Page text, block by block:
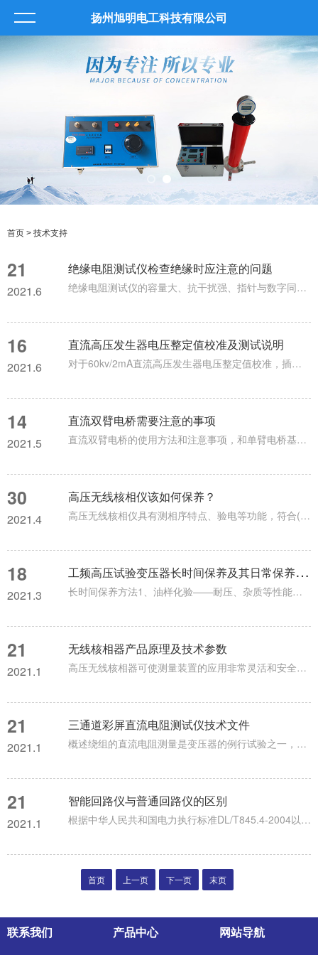
扬州旭明电工科技有限公司
首页 > 技术支持
21
2021.6
绝缘电阻测试仪检查绝缘时应注意的问题
绝缘电阻测试仪的容量大、抗干扰强、指针与数字同步显示、交直流两用、操作简单、自动计算各种绝缘指标(吸收比、极化指数)、各种测量结果具有防掉电功能等特点。该设备是测量大容量变压器、互感器、发电机、高压电动机、电力电容、电力电缆、避雷器等绝缘电阻的理想测试仪器。本表外壳由高强度铝合金组成，机内设有等电位保护环和四阶有源低通滤波器，对外界工频及强电磁场可起到有效的屏蔽作用。绝缘电阻测试仪检查绝缘注意事项：1.绝缘电阻测试仪使用原则：被测电气设备的额定电压等，选用不同电压等级的绝缘电...
16
2021.6
直流高压发生器电压整定值校准及测试说明
对于60kv/2mA直流高压发生器电压整定值校准，插上电源线，打开控制箱电源开关，电压显示及电流显示，以及0.75倍电压显示显示均为零值。将电压整定按扭顺时针旋到底，电压粗调旋钮及电压细调旋钮反时针旋转至零位，零位指示灯亮。轻按“启动”按键，“电源”指示灯（红色）亮。如按“启动”按键，红色指示灯不亮，说明电压粗调和细调不在零位，则将电压粗调旋钮和细调旋钮反时针旋到零位，红色指示灯亮。顺时针旋转电压粗调旋钮，当电压接近所需电压值时，再旋转电压细调旋钮至所需电压为止，这时电压显示...
14
2021.5
直流双臂电桥需要注意的事项
直流双臂电桥的使用方法和注意事项，和单臂电桥基本相同，但还要注意以下几点：1.被测电阻的电流端钮和电位端钮应和双臂电桥的对应端钮正确连接。当被测电阻没有专门的电位端钮和电流端钮时，也要设法映出四根线和双臂电桥连接，并用靠近被测电阻的一对导线接到掉钱的电位端钮上。2.由于双臂电桥的工作电流较大，所以测量要迅速，以避免电池的无谓消耗。3.使用双臂电桥时，电流接头与电位接头应连接正确。4.在选用标准电阻时，应使其与被测电阻在同一个数量级。5.双臂电桥的电源最好采用容量较大的蓄电池，...
30
2021.4
高压无线核相仪该如何保养？
高压无线核相仪具有测相序特点、验电等功能，符合(EMC)标准要求，适应各种电磁场干扰场合。将被测高电压相位信号由采集器取出，经过处理后直接发射出去。由核相仪接收并进行相位比较，对核相后的结果定性。因无线高压核相仪是无线传输，真正达到安全可靠、快速准确，适应各种核相场合。无线高压核相仪保养办法：1、无线高压核相仪是一台精密仪表不要随意打开。2、在长时间不使用，应取出采集器电池。3、每年至少更换一次电池。4、无线高压核相仪应存放在避免潮湿、高温、多尘的环境中。5、绝缘杆刚开始使用...
18
2021.3
工
频高压试验变压器长时间保养及其日常保养方法
长时间保养方法1、油样化验——耐压、杂质等性能指标每三年进行一次，变压器长期满负荷或超负荷运行者可缩短周期。2、高、低压绝缘电阻不低于原出厂值的70%(10MΩ)，绕组的直流电阻在同一温度下，三相平均值之差不应大于2%，与上一次测量的结果比较也不应大于2%。3、工频高压试验变压器工作接地电阻值每二年测量一次。4、停电清扫和检查的周期，根据周围环境和负荷情况确定，一般半年至一年一次;主要内容有清除中发现的缺陷、瓷套管外壳清扫、破裂或老化的胶垫更换、连接点检查拧紧、缺油补油、呼吸...
21
2021.1
无线核相器产品原理及技术参数
高压无线核相器可使测量装置的应用非常灵活和安全。高压无线核相器包括两个在电气上互不相连的组件，装置上装有的电极可与被测导线相连，一只橙色的发射器，其电极的形状为钩形，以便挂到导线上，另外一只黄色的为接收器，其电极的形状为丫形，便于接触导线，这些电极均作为发射，与接收信号的天线之用，发射器与接收器的端部均应与绝缘操作杆相接，高压无线核相器产品原理：1、发射器检测被测导线有无电压，发射器能作为一只验电器，对带电的导线将发出间断的声光指示。一旦验电完成(过5-10秒)，发射器自动转...
21
2021.1
三通道彩屏直流电阻测试仪技术文件
概述绕组的直流电阻测量是变压器的例行试验之一，其目的主要是检查绕组之间、绕组与引线之间的连接或机械特性是否良好、各相绕组之间的电阻是否平衡等，以保证变压器的安全运行。本公司开发生产的三通道直流电阻测试仪采用32位ARM内核作为处理的核心，对整机进行控制，自动完成自校、稳流判断、数据处理、阻值显示等功能，对有分接的变压器YN联接绕组可同时充电，同时采样，同时测量。对于△和Y型联接的绕组可一次接线，分别测量。测量时间大大缩短。方便了工作人员的使用。三、性能特点1、仪器采用7寸大屏...
21
2021.1
智能回路仪与普通回路仪的区别
根据中华人民共和国电力执行标准DL/T845.4-2004以及现场使用规范进行研发生产HL-200P智能回路电阻测试仪采用高频开关电源处理技术和数字电路处理技术相结合设计而成，测试电流采用国家标准推荐的直流100A和200A进行测试，HL-200P智能回路电阻测试仪同时具备在50A，100A，150A，200A固定档位输出，该200P智能回路电阻测试仪适用于开关控制设备回路电阻的测量，分辨率0.01uΩ，界面采用320*240大屏显示，数据显示直观，清晰，DHL-200P回路...
首页 上一页 下一页 末页
联系我们 产品中心 网站导航